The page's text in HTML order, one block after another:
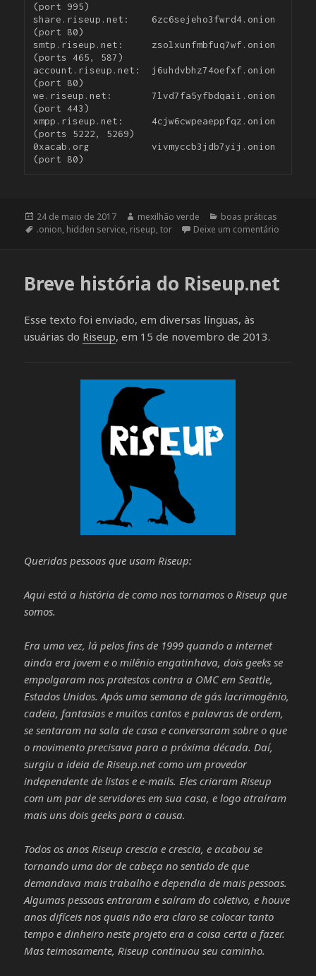
(port 995)
share.riseup.net:    6zc6sejeho3fwrd4.onion
(port 80)
smtp.riseup.net:     zsolxunfmbfuq7wf.onion
(ports 465, 587)
account.riseup.net:  j6uhdvbhz74oefxf.onion
(port 80)
we.riseup.net:       7lvd7fa5yfbdqaii.onion
(port 443)
xmpp.riseup.net:     4cjw6cwpeaeppfqz.onion
(ports 5222, 5269)
0xacab.org           vivmyccb3jdb7yij.onion
(port 80)
Publicado
em
24 de maio de 2017 Autor
mexilhão verde Categorias
boas práticas
Tags
.onion, hidden service, riseup,tor Deixe um comentário
Breve história do Riseup.net
Esse texto foi enviado, em diversas línguas, às
usuárias do Riseup, em 15 de novembro de 2013.
Queridas pessoas que usam Riseup:
Aqui está a história de como nos tornamos o Riseup que
somos.
Era uma vez, lá pelos fins de 1999 quando a internet
ainda era jovem e o milênio engatinhava, dois geeks se
empolgaram nos protestos contra a OMC em Seattle,
Estados Unidos. Após uma semana de gás lacrimogênio,
cadeia, fantasias e muitos cantos e palavras de ordem,
se sentaram na sala de casa e conversaram sobre o que
o movimento precisava para a próxima década. Daí,
surgiu a ideia de Riseup.net como um provedor
independente de listas e e-mails. Eles criaram Riseup
com um par de servidores em sua casa, e logo atraíram
mais uns dois geeks para a causa.
Todos os anos Riseup crescia e crescia, e acabou se
tornando uma dor de cabeça no sentido de que
demandava mais trabalho e dependia de mais pessoas.
Algumas pessoas entraram e saíram do coletivo, e houve
anos difíceis nos quais não era claro se colocar tanto
tempo e dinheiro neste projeto era a coisa certa a fazer.
Mas teimosamente, Riseup continuou seu caminho.